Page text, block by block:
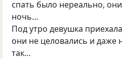
спать было нереально,
ночь…
Под утро девушка
они не целовались и даже
так…